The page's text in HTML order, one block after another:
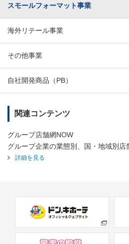
スモールフォーマット事業
海外リテール事業
その他事業
自社開発商品（PB）
関連コンテンツ
グループ店舗網NOW
グループ企業の業態別、国・地域別店
詳細を見る